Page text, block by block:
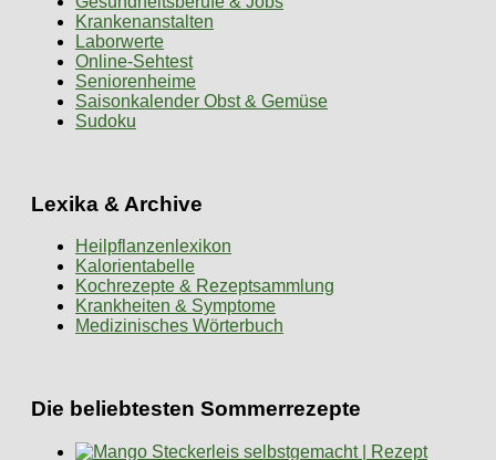
Krankenanstalten
Laborwerte
Online-Sehtest
Seniorenheime
Saisonkalender Obst & Gemüse
Sudoku
Lexika & Archive
Heilpflanzenlexikon
Kalorientabelle
Kochrezepte & Rezeptsammlung
Krankheiten & Symptome
Medizinisches Wörterbuch
Die beliebtesten Sommerrezepte